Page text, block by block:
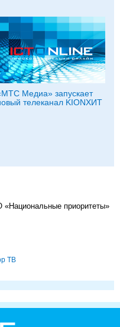
Медиа» запускает
телеканал KIONХИТ
«Национальные приоритеты»
ТВ